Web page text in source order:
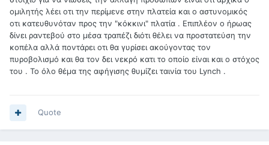
ομιλητής λέει οτι την περίμενε στην πλατεία και ο αστυνομικός
οτι κατευθυνόταν προς την "κόκκινι" πλατία . Επιπλέον ο ήρωας
δίνει ραντεβού στο μέσα τραπέζι διότι θέλει να προστατεύση την
κοπέλα αλλά ποντάρει οτι θα γυρίσει ακούγοντας τον
πυροβολισμό και θα τον δει νεκρό κατι το οποίο είναι και ο στόχος
του . Το όλο θέμα της αφήγισης θυμίζει ταινία του Lynch .
Quote